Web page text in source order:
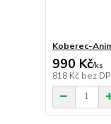
Koberec-
990 Kč/ks
818 Kč bez